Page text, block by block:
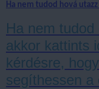
Ha nem tudod hová
Ha nem
akkor kattints
kérdésre,
segíthessen a